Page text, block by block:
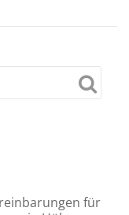
für